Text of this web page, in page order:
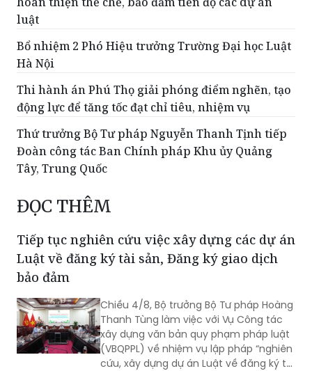
luật
Bổ nhiệm 2 Phó Hiệu trưởng Trường Đại học Luật
Hà Nội
Thi hành án Phú Thọ giải phóng điểm nghẽn, tạo
động lực để tăng tốc đạt chỉ tiêu, nhiệm vụ
Thứ trưởng Bộ Tư pháp Nguyễn Thanh Tịnh tiếp
Đoàn công tác Ban Chính pháp Khu ủy Quảng
Tây, Trung Quốc
ĐỌC THÊM
Tiếp tục nghiên cứu việc xây dựng các dự án
Luật về đăng ký tài sản, Đăng ký giao dịch
bảo đảm
Chiều 4/8, Bộ trưởng Bộ Tư pháp Hoàng
Thanh Tùng làm việc với Vụ Công tác
xây dựng văn bản quy phạm pháp luật
(VBQPPL) về nhiệm vụ lập pháp “nghiên
cứu, xây dựng dự án Luật về đăng ký tài